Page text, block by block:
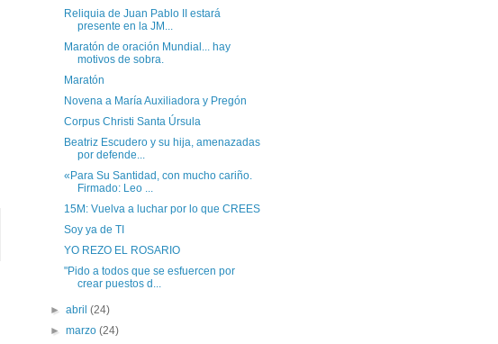
Reliquia de Juan Pablo II estará
presente en la JM...
Maratón de oración Mundial... hay
motivos de sobra.
Maratón
Novena a María Auxiliadora y Pregón
Corpus Christi Santa Úrsula
Beatriz Escudero y su hija, amenazadas
por defende...
«Para Su Santidad, con mucho cariño.
Firmado: Leo ...
15M: Vuelva a luchar por lo que CREES
Soy ya de TI
YO REZO EL ROSARIO
"Pido a todos que se esfuercen por
crear puestos d...
►abril(24)
►marzo(24)